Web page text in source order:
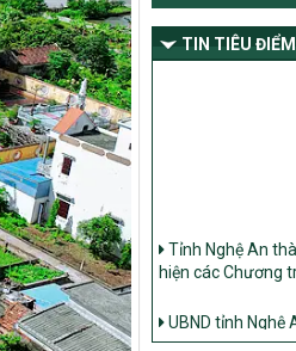
TIN TIÊU ĐIỂM
hiện các Chương
Nông thôn mới